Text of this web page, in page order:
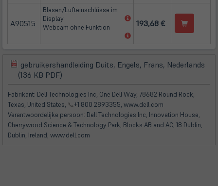
Tab)
A90515
Blasen/Lufteinschlüsse im
Display
(öffnet
neuem
Webcam ohne Funktion
(öffnet
Tab)
193,68 €
(öffnet
in
neuem
Tab)
gebruikershandleiding Duits, Engels, Frans, Nederlands
(136 KB PDF)
in
neuem
Tab)
Fabrikant: Dell Technologies Inc, One Dell Way, 78682 Round Rock,
Texas, United States, 📞+1 800 2893355, www.dell.com
Verantwoordelijke persoon: Dell Technologies Inc, Innovation House,
Cherrywood Science & Technology Park, Blocks AB and AC, 18 Dublin,
Dublin, Ireland, www.dell.com